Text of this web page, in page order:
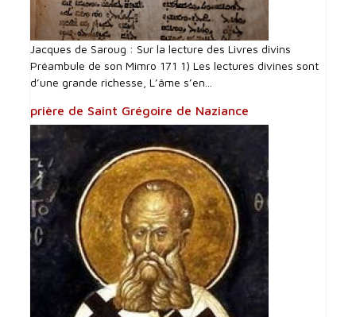
Jacques de Saroug : Sur la lecture des Livres divins
Préambule de son Mimro 171 1) Les lectures divines sont
d’une grande richesse, L’âme s’en...
prière de Saint Grégoire de Naziance